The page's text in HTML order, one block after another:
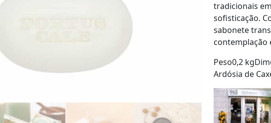
tradicionais
sofisticação.
sabonete
contemplação
Peso0,2
Ardósia de